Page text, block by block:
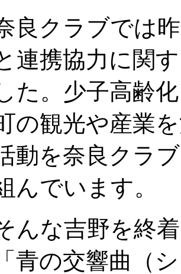
良クラブでは
連携協力に関
た。少子高齢
の観光や産業
動を奈良クラ
んでいます。
んな吉野を終
「青の交響曲（